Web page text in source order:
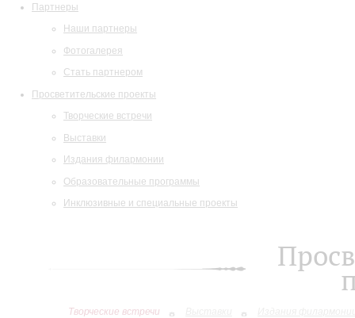
Партнеры
Наши партнеры
Фотогалерея
Стать партнером
Просветительские проекты
Творческие встречи
Выставки
Издания филармонии
Образовательные программы
Инклюзивные и специальные проекты
Творческие встречи